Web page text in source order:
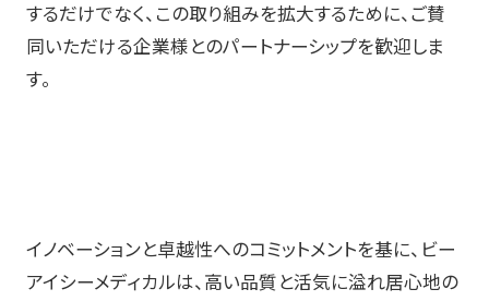
するだけでなく、この取り組みを拡大するために、ご賛
同いただける企業様とのパートナーシップを歓迎しま
す。
イノベーションと卓越性へのコミットメントを基に、ビー
アイシーメディカルは、高い品質と活気に溢れ居心地の